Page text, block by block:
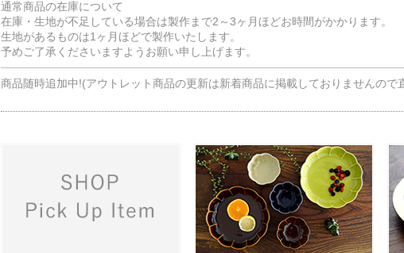
通常商品の在庫について
在庫・生地が不足している場合は製作まで2～3ヶ月ほどお時間がかかります。
生地があるものは1ヶ月ほどで製作いたします。
予めご了承くださいますようお願い申し上げます。
商品随時追加中!(アウトレット商品の更新は新着商品に掲載しておりませんので